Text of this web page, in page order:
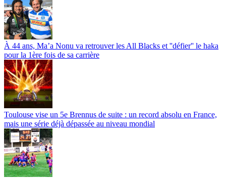
À 44 ans, Ma’a Nonu va retrouver les All Blacks et ''défier'' le haka
pour la 1ère fois de sa carrière
Toulouse vise un 5e Brennus de suite : un record absolu en France,
mais une série déjà dépassée au niveau mondial